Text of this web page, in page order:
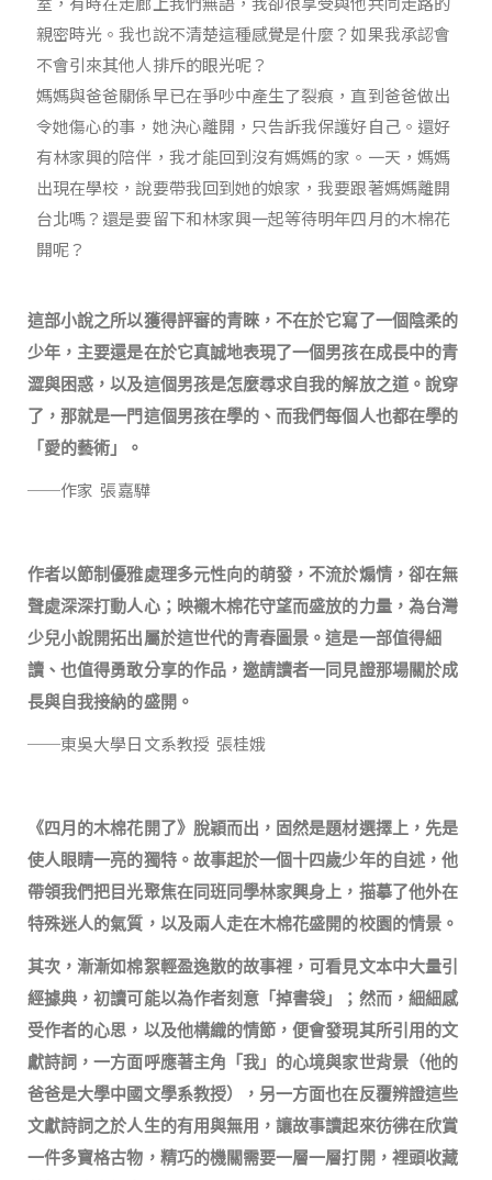
親密時光。我也說不清楚這種感覺是什麼？如果我承認會
不會引來其他人排斥的眼光呢？
媽媽與爸爸關係早已在爭吵中產生了裂痕，直到爸爸做出
令她傷心的事，她決心離開，只告訴我保護好自己。還好
有林家興的陪伴，我才能回到沒有媽媽的家。一天，媽媽
出現在學校，說要帶我回到她的娘家，我要跟著媽媽離開
台北嗎？還是要留下和林家興一起等待明年四月的木棉花
開呢？
這部小說之所以獲得評審的青睞，不在於它寫了一個陰柔的
少年，主要還是在於它真誠地表現了一個男孩在成長中的青
澀與困惑，以及這個男孩是怎麼尋求自我的解放之道。說穿
了，那就是一門這個男孩在學的、而我們每個人也都在學的
「愛的藝術」。
──作家 張嘉驊
作者以節制優雅處理多元性向的萌發，不流於煽情，卻在無
聲處深深打動人心；映襯木棉花守望而盛放的力量，為台灣
少兒小說開拓出屬於這世代的青春圖景。這是一部值得細
讀、也值得勇敢分享的作品，邀請讀者一同見證那場關於成
長與自我接納的盛開。
──東吳大學日文系教授 張桂娥
《四月的木棉花開了》脫穎而出，固然是題材選擇上，先是
使人眼睛一亮的獨特。故事起於一個十四歲少年的自述，他
帶領我們把目光聚焦在同班同學林家興身上，描摹了他外在
特殊迷人的氣質，以及兩人走在木棉花盛開的校園的情景。
其次，漸漸如棉絮輕盈逸散的故事裡，可看見文本中大量引
經據典，初讀可能以為作者刻意「掉書袋」；然而，細細感
受作者的心思，以及他構織的情節，便會發現其所引用的文
獻詩詞，一方面呼應著主角「我」的心境與家世背景（他的
爸爸是大學中國文學系教授），另一方面也在反覆辨證這些
文獻詩詞之於人生的有用與無用，讓故事讀起來彷彿在欣賞
一件多寶格古物，精巧的機關需要一層一層打開，裡頭收藏